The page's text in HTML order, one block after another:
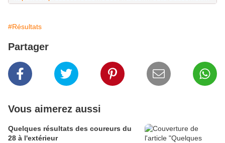
#Résultats
Partager
Vous aimerez aussi
Quelques résultats des coureurs du
28 à l'extérieur